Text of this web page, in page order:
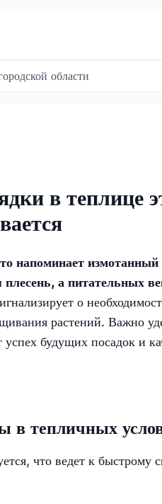
области
в теплице
напоминает
а питательных
о
растений. Важно
будущих посадок и
тепличных
что ведет к